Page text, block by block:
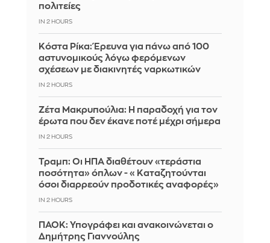
πολιτείες
IN 2 HOURS
Κόστα Ρίκα: Έρευνα για πάνω από 100
αστυνομικούς λόγω φερόμενων
σχέσεων με διακινητές ναρκωτικών
IN 2 HOURS
Ζέτα Μακρυπούλια: Η παραδοχή για τον
έρωτα που δεν έκανε ποτέ μέχρι σήμερα
IN 2 HOURS
Τραμπ: Οι ΗΠΑ διαθέτουν «τεράστια
ποσότητα» όπλων - «Καταζητούνται
όσοι διαρρεούν προδοτικές αναφορές»
IN 2 HOURS
ΠΑΟΚ: Υπογράφει και ανακοινώνεται ο
Δημήτρης Γιαννούλης